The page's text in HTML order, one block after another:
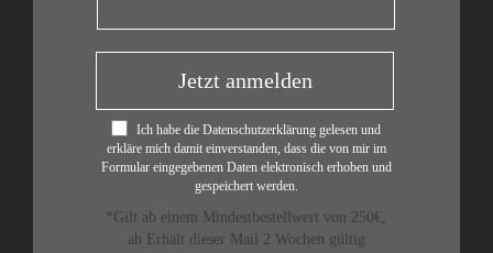
Jetzt anmelden
Ich habe die Datenschutzerklärung gelesen und
erkläre mich damit einverstanden, dass die von mir im
Formular eingegebenen Daten elektronisch erhoben und
gespeichert werden.
*Gilt ab einem Mindestbestellwert von 250€,
ab Erhalt dieser Mail 2 Wochen gültig